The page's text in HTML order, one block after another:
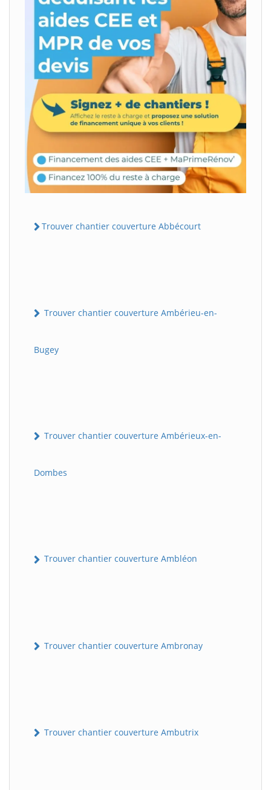
Trouver chantier couverture Abbécourt
Trouver chantier couverture Ambérieu-en-
Bugey
Trouver chantier couverture Ambérieux-en-
Dombes
Trouver chantier couverture Ambléon
Trouver chantier couverture Ambronay
Trouver chantier couverture Ambutrix